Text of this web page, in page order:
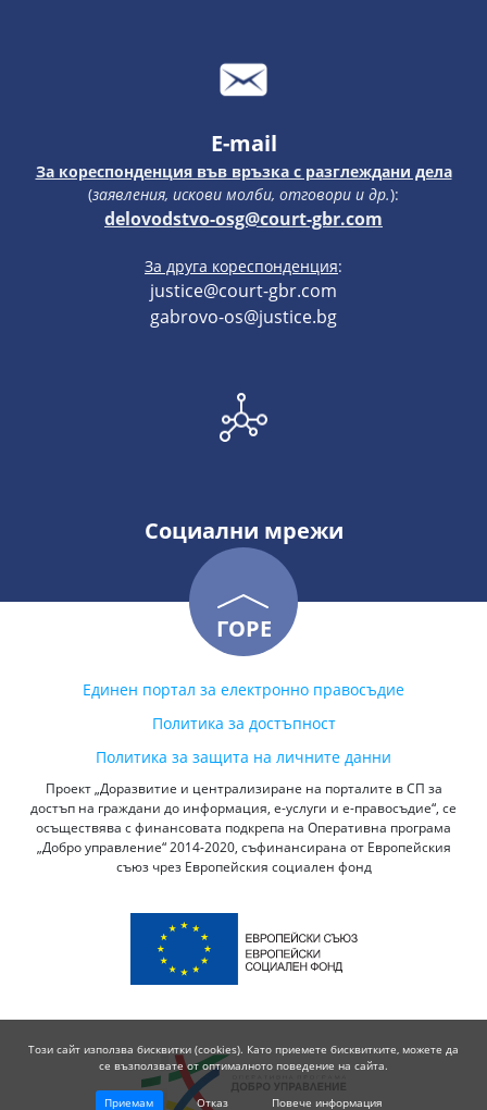
E-mail
За кореспонденция във връзка с разглеждани дела
(заявления, искови молби, отговори и др.):
delovodstvo-osg@court-gbr.com
За друга кореспонденция:
justice@court-gbr.com
gabrovo-os@justice.bg
Социални мрежи
ГОРЕ
Единен портал за електронно правосъдие
Политика за достъпност
Политика за защита на личните данни
Проект „Доразвитие и централизиране на порталите в СП за
достъп на граждани до информация, е-услуги и е-правосъдие“, се
осъществява с финансовата подкрепа на Оперативна програма
„Добро управление“ 2014-2020, съфинансирана от Европейския
съюз чрез Европейския социален фонд
Този сайт използва бисквитки (cookies). Като приемете бисквитките, можете да
се възползвате от оптималното поведение на сайта.
Приемам Отказ Повече информация